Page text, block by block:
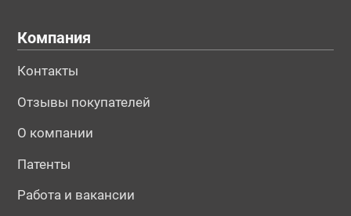
Компания
Контакты
Отзывы покупателей
О компании
Патенты
Работа и вакансии